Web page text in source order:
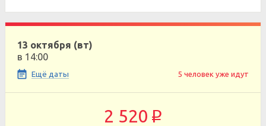
13 октября (вт)
в 14:00
Ещё даты 5 человек уже идут
2 520 p